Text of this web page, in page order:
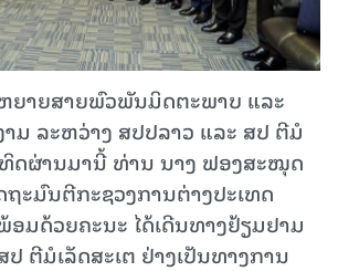
ຍາຍສາຍພົວພັນມິດຕະພາບ ແລະ
ມ ລະຫວ່າງ ສປປລາວ ແລະ ສປ ຕີມໍ
ທິດຜ່ານມານີ້ ທ່ານ ນາງ ຟອງສະໝຸດ
ະມົນຕີກະຊວງການຕ່າງປະເທດ
ມດ້ວຍຄະນະ ໄດ້ເດີນທາງຢ້ຽມຢາມ
ປ ຕີມໍເລັດສະເຕ ຢ່າງເປັນທາງການ